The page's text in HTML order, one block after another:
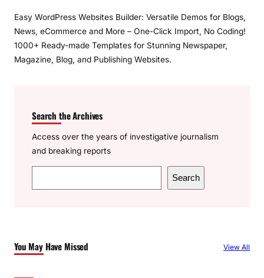
Easy WordPress Websites Builder: Versatile Demos for Blogs,
News, eCommerce and More – One-Click Import, No Coding!
1000+ Ready-made Templates for Stunning Newspaper,
Magazine, Blog, and Publishing Websites.
Search the Archives
Access over the years of investigative journalism
and breaking reports
e
h
Search
You May Have Missed View All